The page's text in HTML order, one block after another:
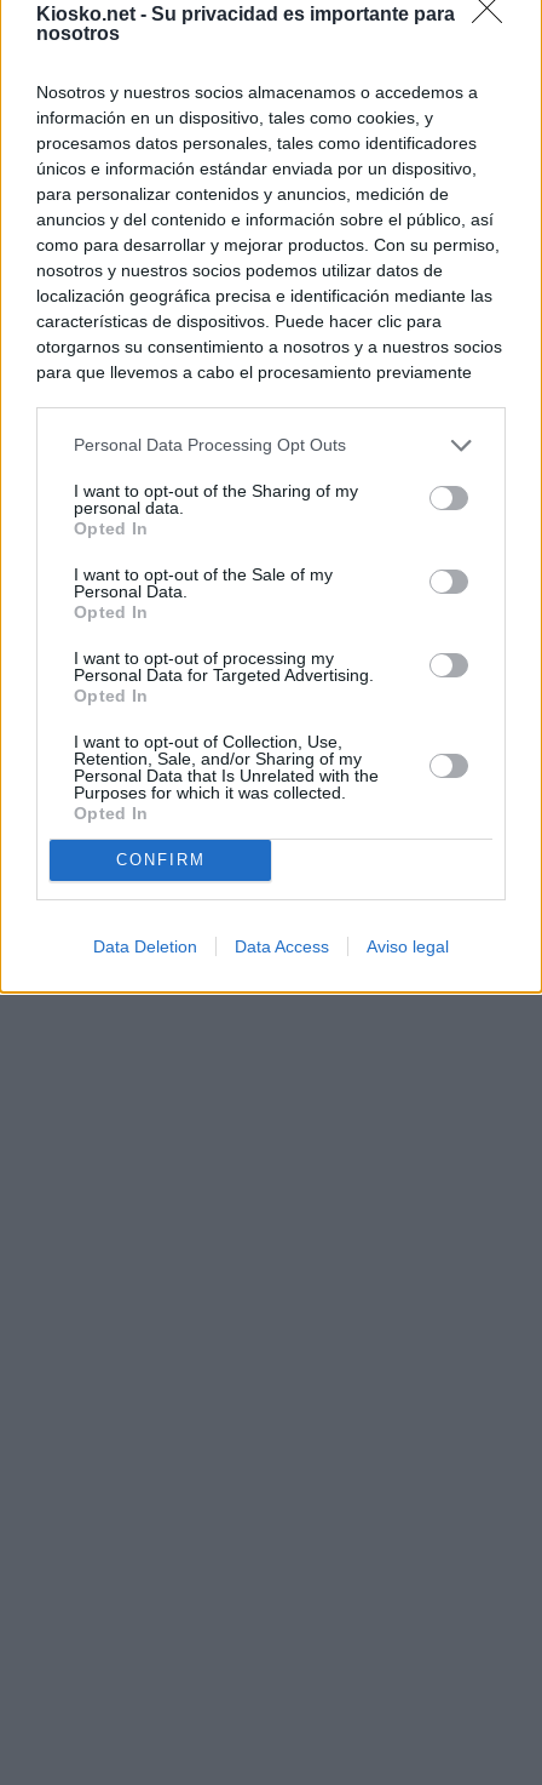
Kiosko.net - Su privacidad es importante para
nosotros
Nosotros y nuestros socios almacenamos o accedemos a
información en un dispositivo, tales como cookies, y
procesamos datos personales, tales como identificadores
únicos e información estándar enviada por un dispositivo,
para personalizar contenidos y anuncios, medición de
anuncios y del contenido e información sobre el público, así
como para desarrollar y mejorar productos. Con su permiso,
nosotros y nuestros socios podemos utilizar datos de
localización geográfica precisa e identificación mediante las
características de dispositivos. Puede hacer clic para
otorgarnos su consentimiento a nosotros y a nuestros socios
para que llevemos a cabo el procesamiento previamente
negar su consentimiento. Tenga en cuenta que algún
de su consentimiento, pero usted tiene el derecho de
rechazar tal procesamiento. Sus preferencias se aplicarán
cualquier momento entrando de nuevo en este sitio web o
visitando nuestra política de privacidad.
Personal Data Processing Opt Outs
I want to opt-out of the Sharing of my
personal data.
Opted In
I want to opt-out of the Sale of my
Personal Data.
Opted In
I want to opt-out of processing my
Personal Data for Targeted Advertising.
Opted In
I want to opt-out of Collection, Use,
Retention, Sale, and/or Sharing of my
Personal Data that Is Unrelated with the
Purposes for which it was collected.
Opted In
CONFIRM
Data Deletion Data Access Aviso legal